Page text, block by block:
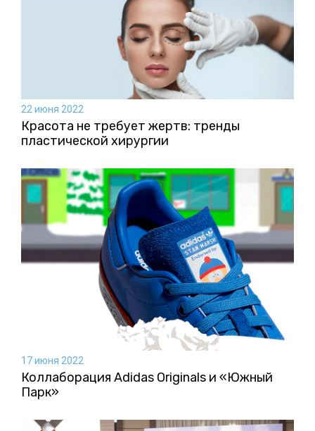
22 июня 2022
Красота не требует жертв: тренды
пластической хирургии
17 июня 2022
Коллаборация Аdidas Originals и «Южный
Парк»